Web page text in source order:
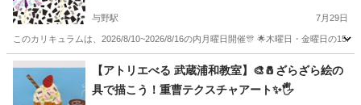
与野駅 7月29日
このカリキュラムは、2026/8/10~2026/8/16の内月曜日開催🎊 🌟木曜日・金曜日の
埼玉 さいたま市 与野駅 ものづくり アトリエ
【アトリエべる 武蔵浦和教室】🎨🧂ざらざら絵の
具で描こう！重曹テクスチャアート✨🖐️